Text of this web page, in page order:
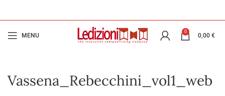
MENU
0
0,00 €
Vassena_Rebecchini_vol1_web